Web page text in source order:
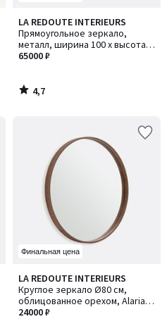
LA REDOUTE INTERIEURS
Прямоугольное зеркало,
металл, ширина 100 x высота
170 см, IODUS / ЙОДУС
65000 ₽
4,7
/ 5
4,7
/
Финальная цена
LA REDOUTE INTERIEURS
Круглое зеркало Ø80 см,
облицованное орехом, Alaria /
Алариа
24000 ₽
4,6
/ 5